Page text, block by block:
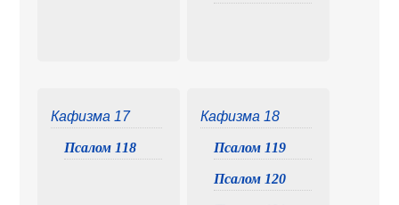
Кафизма 17
Псалом 118
Кафизма 18
Псалом 119
Псалом 120